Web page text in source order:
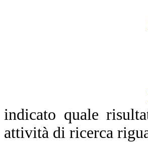
indicato quale
attività di ricerca